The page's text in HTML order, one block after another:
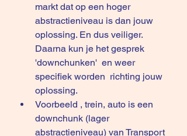
markt dat op een hoger
abstractieniveau is dan jouw
oplossing. En dus veiliger.
Daarna kun je het gesprek
'downchunken'  en weer
specifiek worden  richting jouw
oplossing.
Voorbeeld , trein, auto is een
downchunk (lager
abstractieniveau) van Transport